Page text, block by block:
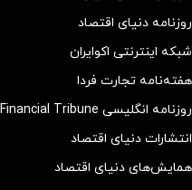
روزنامه دنیای اقتصاد
شبکه اینترنتی اکوایران
هفته‌نامه تجارت فردا
روزنامه انگلیسی Financial Tribune
انتشارات دنیای اقتصاد
همایش‌های دنیای اقتصاد